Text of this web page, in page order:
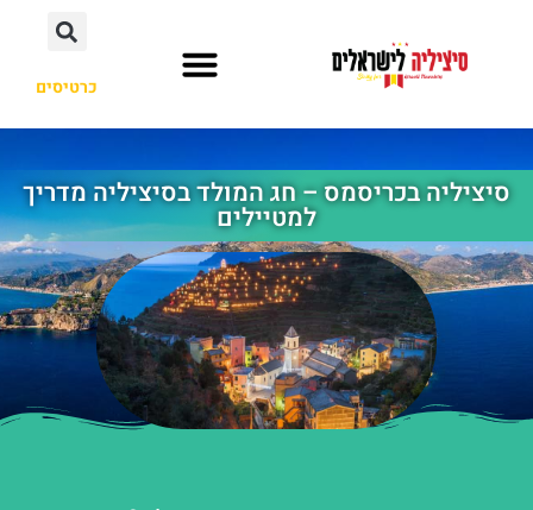
כרטיסים
סיציליה בכריסמס – חג המולד בסיציליה מדריך
למטיילים